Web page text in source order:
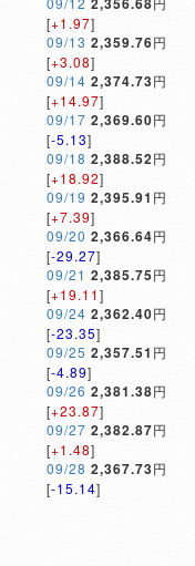
[+1.97]
09/13 2,359.76円
[+3.08]
09/14 2,374.73円
[+14.97]
09/17 2,369.60円
[-5.13]
09/18 2,388.52円
[+18.92]
09/19 2,395.91 円
[+7.39]
09/20 2,366.64円
[-29.27]
09/21 2,385.75円
[+19.11]
09/24 2,362.40円
[-23.35]
09/25 2,357.51 円
[-4.89]
09/26 2,381.38円
[+23.87]
09/27 2,382.87円
[+1.48]
09/28 2,367.73円
[-15.14]